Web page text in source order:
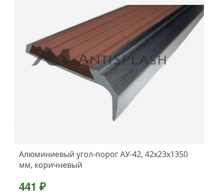
Алюминиевый угол-порог АУ-42, 42x23x1350
мм, коричневый
441 ₽